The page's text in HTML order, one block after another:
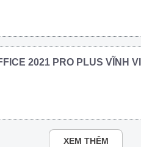
2021 PRO PLUS VĨNH
XEM THÊM